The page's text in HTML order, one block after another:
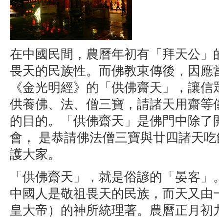
在中國民間，農曆年初有「拜天公」
畏天的民族性。而佛教東傳後，因應
《金光明經》的「供佛齋天」，讓
供養佛、法、僧三寶，請諸天用齋等
的目的。「供佛齋天」是佛門中除了
會， 是恭請佛法僧三寶與廿四諸天
護大家。
「供佛齋天」，就是俗諺的「晏客
中國人是敬祖畏天的民族，而天又由
皇大帝）的神所統理著。農曆正月